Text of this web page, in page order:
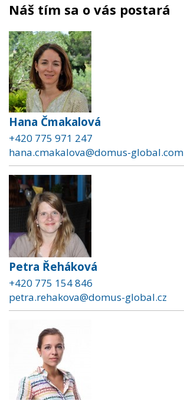
Náš tím sa o vás postará
Hana Čmakalová
+420 775 971 247
hana.cmakalova@domus-global.com
Petra Řeháková
+420 775 154 846
petra.rehakova@domus-global.cz